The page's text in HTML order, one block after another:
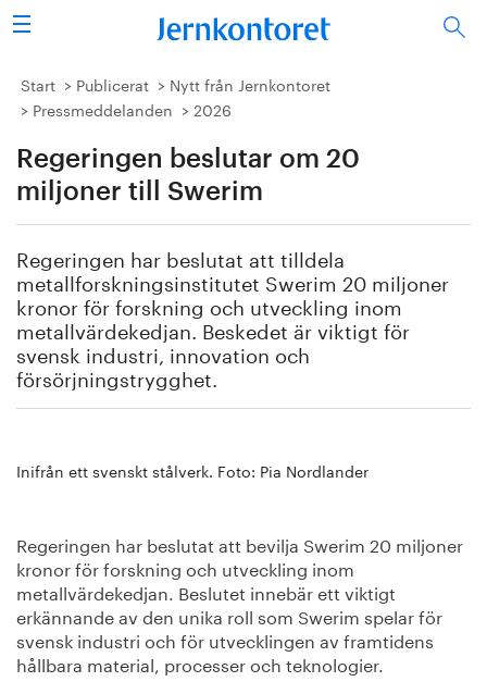
Sök
Stålindustrin
Forskning/utbildning
Vi tycker
Publicerat
Bildbank
Om oss
Start Publicerat
Nytt från Jernkontoret
Pressmeddelanden
2026
Regeringen beslutar om 20
miljoner till Swerim
Regeringen har beslutat att tilldela
metallforskningsinstitutet Swerim 20 miljoner
kronor för forskning och utveckling inom
metallvärdekedjan. Beskedet är viktigt för
svensk industri, innovation och
försörjningstrygghet.
Inifrån ett svenskt stålverk. Foto: Pia Nordlander
Regeringen har beslutat att bevilja Swerim 20 miljoner
kronor för forskning och utveckling inom
metallvärdekedjan. Beslutet innebär ett viktigt
erkännande av den unika roll som Swerim spelar för
svensk industri och för utvecklingen av framtidens
hållbara material, processer och teknologier.